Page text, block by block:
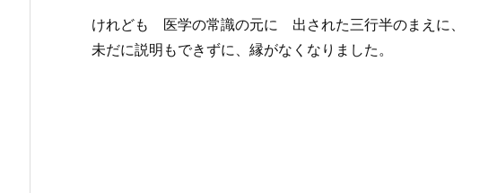
けれども 医学の常識の元に 出された三行半のまえに、
未だに説明もできずに、縁がなくなりました。